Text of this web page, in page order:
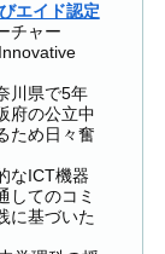
エイド認定
チャー
川県で5年
府の公立中
ため日々奮
なICT機器
してのコミ
に基づいた